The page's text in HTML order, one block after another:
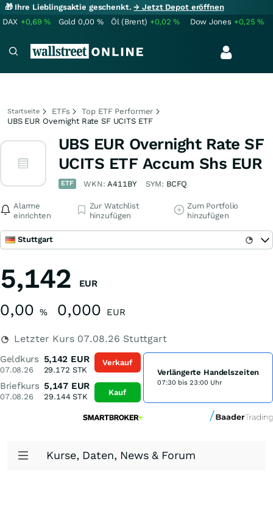
🎁 Ihre Lieblingsaktie geschenkt.→ Jetzt Depot eröffnen
DAX +0,69% Gold 0,00 % Öl (Brent) +0,02% Dow Jones +0,25%
Startseite ETFs
Top ETF Performer
UBS EUR Overnight Rate SF UCITS ETF
UBS EUR Overnight Rate SF
UCITS ETF Accum Shs EUR
ETF WKN:A411BY SYM: BCFQ
Alarme
einrichten
Zur Watchlist
hinzufügen
Zum Portfolio
hinzufügen
Stuttgart
5,142 EUR
0,00 % 0,000 EUR
Letzter Kurs 07.08.26 Stuttgart
Geldkurs
07.08.26
5,142 EUR
29.172 STK
Briefkurs
07.08.26
5,147 EUR
29.144STK
Verkauf
Kauf
Verlängerte Handelszeiten
07:30 bis 23:00 Uhr
Kurse, Daten, News & Forum